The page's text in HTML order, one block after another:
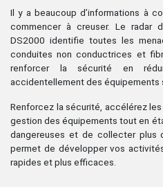
Il y a beaucoup d’informations à
commencer à creuser. Le radar
DS2000 identifie toutes les
conduites non conductrices et
renforcer la sécurité en
accidentellement des équipements
Renforcez la sécurité, accélérez
gestion des équipements tout en
dangereuses et de collecter plus
permet de développer vos
rapides et plus efficaces.